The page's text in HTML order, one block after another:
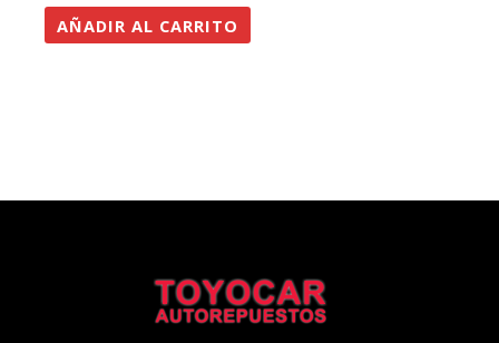
AÑADIR AL CARRITO